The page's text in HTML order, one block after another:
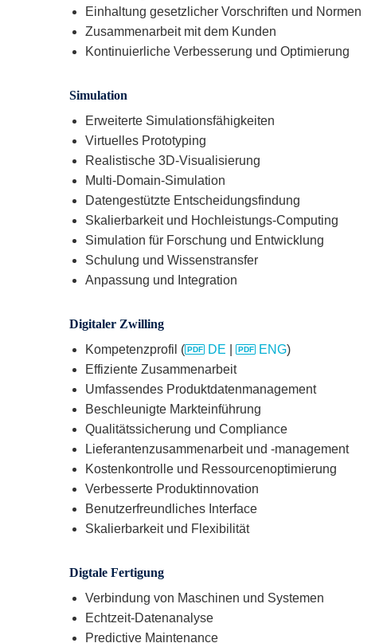
Einhaltung gesetzlicher Vorschriften und Normen
Zusammenarbeit mit dem Kunden
Kontinuierliche Verbesserung und Optimierung
Simulation
Erweiterte Simulationsfähigkeiten
Virtuelles Prototyping
Realistische 3D-Visualisierung
Multi-Domain-Simulation
Datengestützte Entscheidungsfindung
Skalierbarkeit und Hochleistungs-Computing
Simulation für Forschung und Entwicklung
Schulung und Wissenstransfer
Anpassung und Integration
Digitaler Zwilling
Kompetenzprofil (
DE ENG)
Effiziente Zusammenarbeit
Umfassendes Produktdatenmanagement
Beschleunigte Markteinführung
Qualitätssicherung und Compliance
Lieferantenzusammenarbeit und -management
Kostenkontrolle und Ressourcenoptimierung
Verbesserte Produktinnovation
Benutzerfreundliches Interface
Skalierbarkeit und Flexibilität
Digtale Fertigung
Verbindung von Maschinen und Systemen
Echtzeit-Datenanalyse
Predictive Maintenance